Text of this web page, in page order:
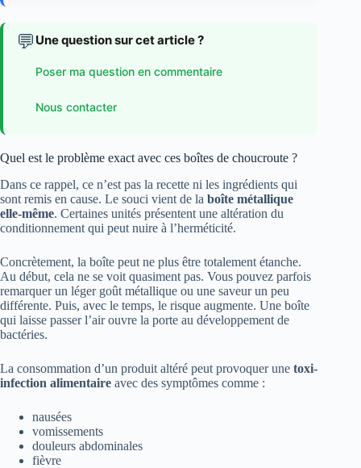
💬 Une question sur cet article ?
Poser ma question en commentaire
Nous contacter
Quel est le problème exact avec ces boîtes de choucroute ?
Dans ce rappel, ce n’est pas la recette ni les ingrédients qui
sont remis en cause. Le souci vient de la boîte métallique
elle-même. Certaines unités présentent une altération du
conditionnement qui peut nuire à l’herméticité.
Concrètement, la boîte peut ne plus être totalement étanche.
Au début, cela ne se voit quasiment pas. Vous pouvez parfois
remarquer un léger goût métallique ou une saveur un peu
différente. Puis, avec le temps, le risque augmente. Une boîte
qui laisse passer l’air ouvre la porte au développement de
bactéries.
La consommation d’un produit altéré peut provoquer une toxi-
infection alimentaire avec des symptômes comme :
nausées
vomissements
douleurs abdominales
fièvre